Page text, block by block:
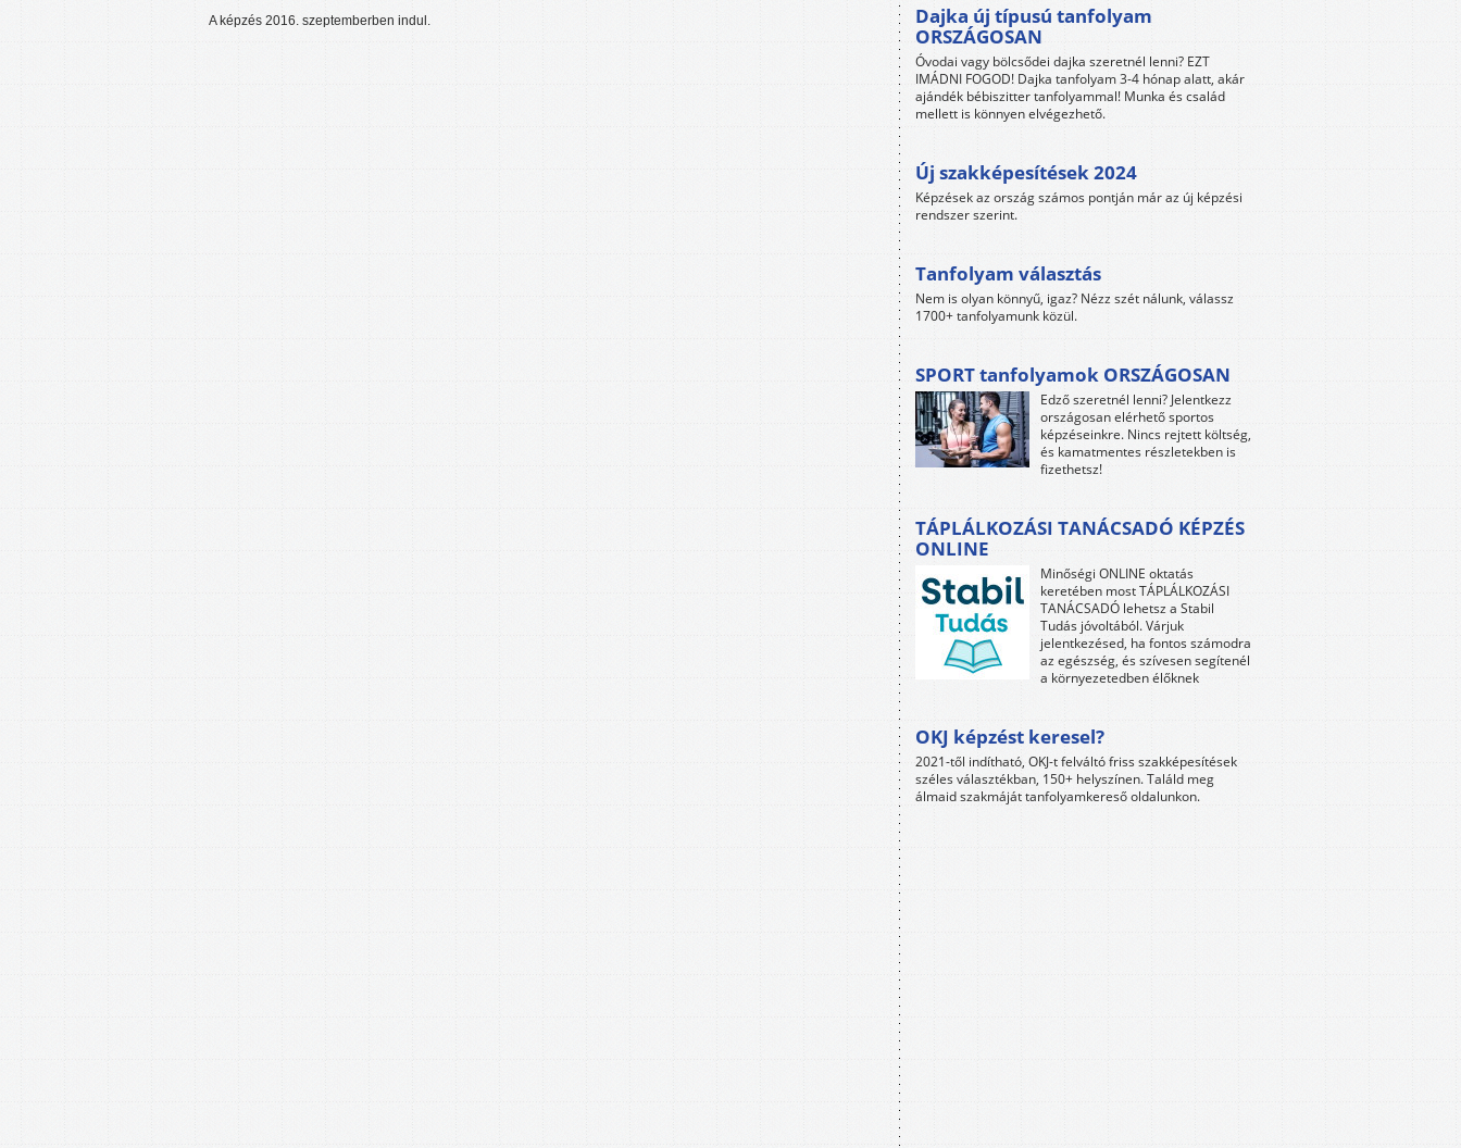
A képzés 2016. szeptemberben indul.
Dajka új típusú tanfolyam
ORSZÁGOSAN
Óvodai vagy bölcsődei dajka szeretnél lenni? EZT
IMÁDNI FOGOD! Dajka tanfolyam 3-4 hónap alatt, akár
ajándék bébiszitter tanfolyammal! Munka és család
mellett is könnyen elvégezhető.
Új szakképesítések 2024
Képzések az ország számos pontján már az új képzési
rendszer szerint.
Tanfolyam választás
Nem is olyan könnyű, igaz? Nézz szét nálunk, válassz
1700+ tanfolyamunk közül.
SPORT tanfolyamok ORSZÁGOSAN
Edző szeretnél lenni? Jelentkezz
országosan elérhető sportos
képzéseinkre. Nincs rejtett költség,
és kamatmentes részletekben is
fizethetsz!
TÁPLÁLKOZÁSI TANÁCSADÓ KÉPZÉS
ONLINE
Minőségi ONLINE oktatás
keretében most TÁPLÁLKOZÁSI
TANÁCSADÓ lehetsz a Stabil
Tudás jóvoltából. Várjuk
jelentkezésed, ha fontos számodra
az egészség, és szívesen segítenél
a környezetedben élőknek
OKJ képzést keresel?
2021-től indítható, OKJ-t felváltó friss szakképesítések
széles választékban, 150+ helyszínen. Találd meg
álmaid szakmáját tanfolyamkereső oldalunkon.